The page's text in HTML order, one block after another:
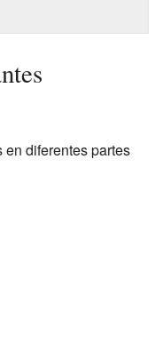
diferentes partes